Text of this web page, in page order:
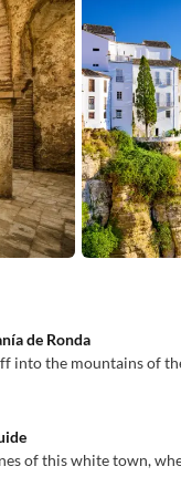
de Ronda
into the mountains of
of this white town,